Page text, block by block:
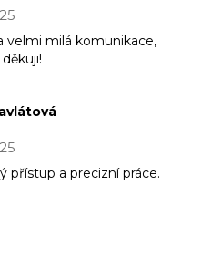
velmi milá komunikace,
přístup a precizní práce.